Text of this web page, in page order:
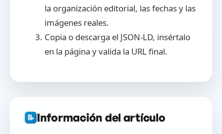
la organización editorial, las fechas y las
imágenes reales.
Copia o descarga el JSON-LD, insértalo
en la página y valida la URL final.
📝 Información del artículo